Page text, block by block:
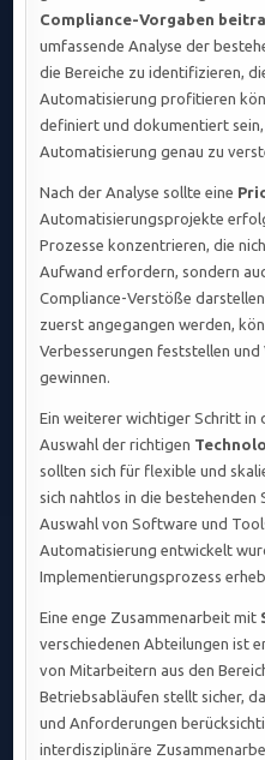
Compliance-Vorgaben
umfassende Analyse der
die Bereiche zu identifizieren,
Automatisierung profitieren
definiert und dokumentiert
Automatisierung genau zu
Nach der Analyse sollte eine
Automatisierungsprojekte
Prozesse konzentrieren, die
Aufwand erfordern, sondern
Compliance-Verstöße
zuerst angegangen werden,
Verbesserungen feststellen
gewinnen.
Ein weiterer wichtiger Schritt in
Auswahl der richtigen
sollten sich für flexible und
sich nahtlos in die bestehenden
Auswahl von Software und
Automatisierung entwickelt
Implementierungsprozess
Eine enge Zusammenarbeit mit
verschiedenen Abteilungen ist
von Mitarbeitern aus den
Betriebsabläufen stellt sicher,
und Anforderungen
interdisziplinäre